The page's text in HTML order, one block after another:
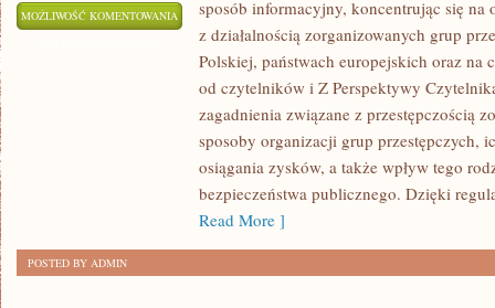
MOŻLIWOŚĆ KOMENTOWANIA KULTURA
MAFIA
sposób informacyjny, koncentrując się
z działalnością zorganizowanych grup
Polskiej, państwach europejskich oraz na
od czytelników i Z Perspektywy
zagadnienia związane z przestępczością
sposoby organizacji grup przestępczych,
osiągania zysków, a także wpływ tego
bezpieczeństwa publicznego. Dzięki
Read More ]
POSTED BY ADMIN